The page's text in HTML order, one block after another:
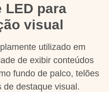
LED para
visual
utilizado em
de exibir conteúdos
fundo de palco, telões
de destaque visual.